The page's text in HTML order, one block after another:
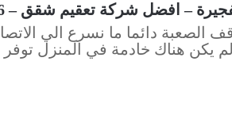
– افضل شركة تعقيم شقق – 0588978366
الصعبة دائما ما نسرع الي
لم يكن هناك خادمة في المنزل